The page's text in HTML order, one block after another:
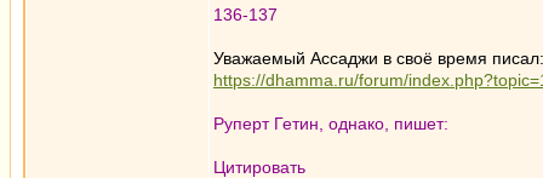
136-137
Уважаемый Ассаджи в своё время писал:
https://dhamma.ru/forum/
Руперт Гетин, однако, пишет:
Цитировать